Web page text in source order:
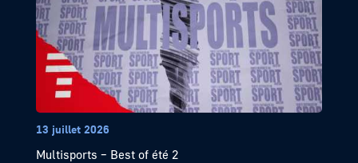
13 juillet 2026
Multisports – Best of été 2